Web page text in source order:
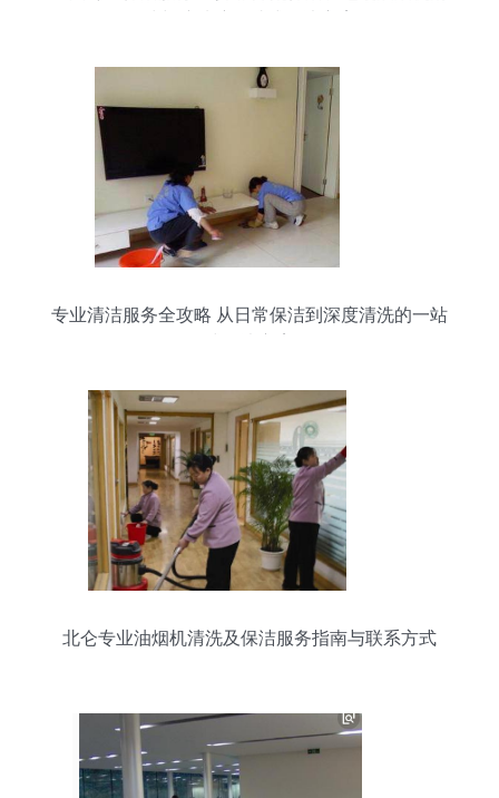
专业清洁服务全攻略 从日常保洁到深度清洗的一站
北仑专业油烟机清洗及保洁服务指南与联系方式